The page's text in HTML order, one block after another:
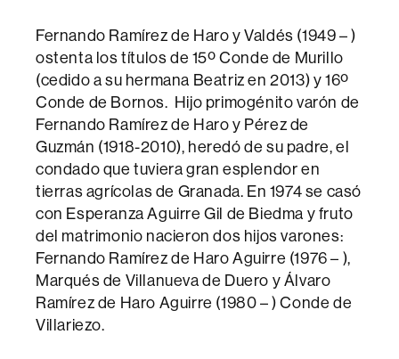
Fernando Ramírez de Haro y Valdés (1949 – )
ostenta los títulos de 15º Conde de Murillo
(cedido a su hermana Beatriz en 2013) y 16º
Conde de Bornos. Hijo primogénito varón de
Fernando Ramírez de Haro y Pérez de
Guzmán (1918-2010), heredó de su padre, el
condado que tuviera gran esplendor en
tierras agrícolas de Granada. En 1974 se casó
con Esperanza Aguirre Gil de Biedma y fruto
del matrimonio nacieron dos hijos varones:
Fernando Ramírez de Haro Aguirre (1976 – ),
Marqués de Villanueva de Duero y Álvaro
Ramírez de Haro Aguirre (1980 – ) Conde de
Villariezo.